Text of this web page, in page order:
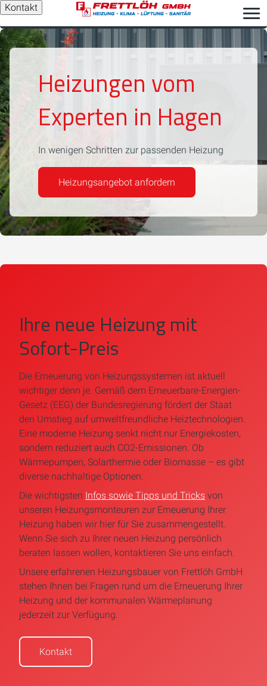
Kontakt
Heizungen vom
Experten in Hagen
In wenigen Schritten zur passenden Heizung
Heizungsangebot anfordern
Ihre neue Heizung mit
Sofort-Preis
Die Erneuerung von Heizungssystemen ist aktuell
wichtiger denn je. Gemäß dem Erneuerbare-Energien-
Gesetz (EEG) der Bundesregierung fördert der Staat
den Umstieg auf umweltfreundliche Heiztechnologien.
Eine moderne Heizung senkt nicht nur Energiekosten,
sondern reduziert auch CO2-Emissionen. Ob
Wärmepumpen, Solarthermie oder Biomasse – es gibt
diverse nachhaltige Optionen.
Die wichtigsten Infos sowie Tipps und Tricks von
unseren Heizungsmonteuren zur Erneuerung Ihrer
Heizung haben wir hier für Sie zusammengestellt.
Wenn Sie sich zu Ihrer neuen Heizung persönlich
beraten lassen wollen, kontaktieren Sie uns einfach.
Unsere erfahrenen Heizungsbauer von Frettlöh GmbH
stehen Ihnen bei Fragen rund um die Erneuerung Ihrer
Heizung und der kommunalen Wärmeplanung
jederzeit zur Verfügung.
Kontakt